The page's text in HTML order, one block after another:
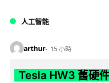
人工智能
arthur 15 小時
Tesla HW3 舊硬